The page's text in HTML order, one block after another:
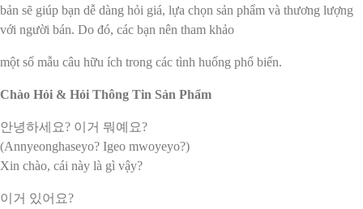
bản sẽ giúp bạn dễ dàng hỏi giá, lựa chọn sản phẩm và thương lượng
với người bán. Do đó, các bạn nên tham khảo
một số mẫu câu hữu ích trong các tình huống phổ biến.
Chào Hỏi & Hỏi Thông Tin Sản Phẩm
안녕하세요? 이거 뭐예요?
(Annyeonghaseyo? Igeo mwoyeyo?)
Xin chào, cái này là gì vậy?
이거 있어요?